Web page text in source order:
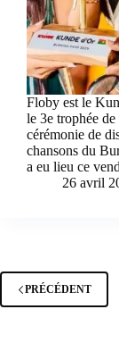
Floby est le
le 3e trophée
cérémonie de
chansons du
a eu lieu ce
26 avril
PRÉCÉDENT